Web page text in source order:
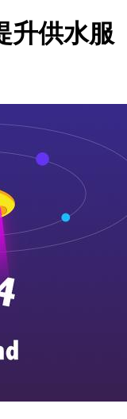
升供水服